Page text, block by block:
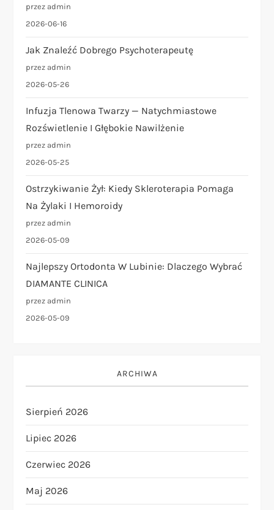
przez admin
2026-06-16
Jak Znaleźć Dobrego Psychoterapeutę
przez admin
2026-05-26
Infuzja Tlenowa Twarzy — Natychmiastowe
Rozświetlenie I Głębokie Nawilżenie
przez admin
2026-05-25
Ostrzykiwanie Żył: Kiedy Skleroterapia Pomaga
Na Żylaki I Hemoroidy
przez admin
2026-05-09
Najlepszy Ortodonta W Lubinie: Dlaczego Wybrać
DIAMANTE CLINICA
przez admin
2026-05-09
ARCHIWA
Sierpień 2026
Lipiec 2026
Czerwiec 2026
Maj 2026